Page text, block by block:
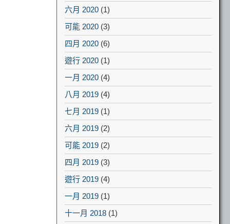
六月 2020 (1)
可能 2020 (3)
四月 2020 (6)
遊行 2020 (1)
一月 2020 (4)
八月 2019 (4)
七月 2019 (1)
六月 2019 (2)
可能 2019 (2)
四月 2019 (3)
遊行 2019 (4)
一月 2019 (1)
十一月 2018 (1)